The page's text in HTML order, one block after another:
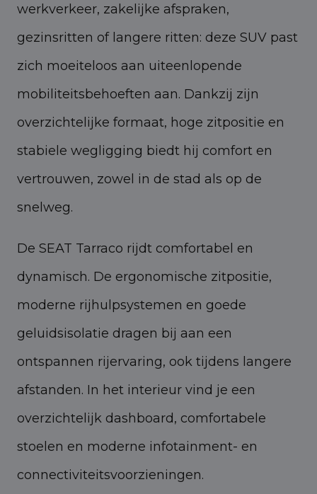
werkverkeer, zakelijke afspraken,
gezinsritten of langere ritten: deze SUV past
zich moeiteloos aan uiteenlopende
mobiliteitsbehoeften aan. Dankzij zijn
overzichtelijke formaat, hoge zitpositie en
stabiele wegligging biedt hij comfort en
vertrouwen, zowel in de stad als op de
snelweg.
De SEAT Tarraco rijdt comfortabel en
dynamisch. De ergonomische zitpositie,
moderne rijhulpsystemen en goede
geluidsisolatie dragen bij aan een
ontspannen rijervaring, ook tijdens langere
afstanden. In het interieur vind je een
overzichtelijk dashboard, comfortabele
stoelen en moderne infotainment- en
connectiviteitsvoorzieningen.